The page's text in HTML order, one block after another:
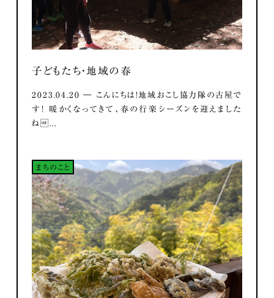
子どもたち・地域の春
2023.04.20 ― こんにちは！地域おこし協力隊の古屋で
す！ 暖かくなってきて、春の行楽シーズンを迎えました
ね...
まちのこと